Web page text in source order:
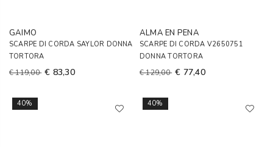
GAIMO
SCARPE DI CORDA SAYLOR DONNA
TORTORA
€ 119,00 € 83,30
ALMA EN PENA
SCARPE DI CORDA V2650751
DONNA TORTORA
€ 129,00 € 77,40
40% 40%